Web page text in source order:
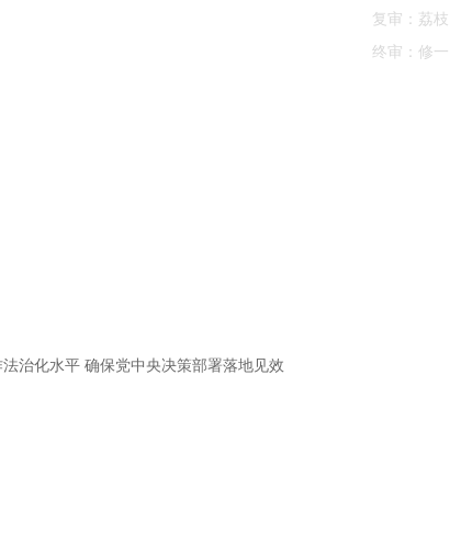
复审：荔枝
终审：修一
治化水平 确保党中央决策部署落地见效